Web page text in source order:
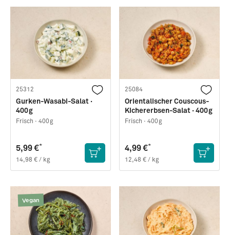
25312
Gurken-Wasabi-Salat ·
400g
Frisch · 400g
5,99 €*
14,98 € / kg
25084
Orientalischer Couscous-
Kichererbsen-Salat · 400g
Frisch · 400g
4,99 €*
12,48 € / kg
Vegan